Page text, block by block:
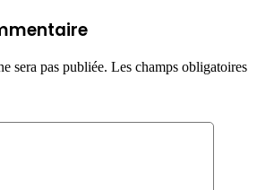
sera pas publiée. Les champs obligatoires